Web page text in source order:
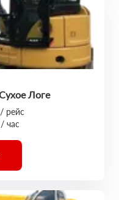
Логе
рейс
час